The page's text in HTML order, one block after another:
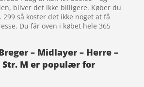
bliver det ikke billigere. Køber du
så koster det ikke noget at få
Du får oven i købet hele 365
– Midlayer – Herre –
Str. M er populær for